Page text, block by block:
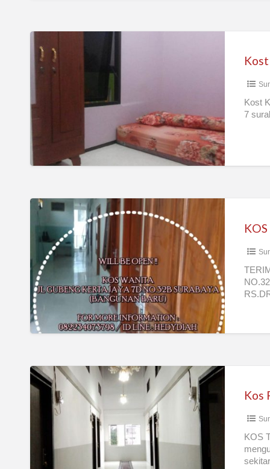
Putri
Krukah/Ngagel/Bratang
Kost
7
KOS
PUTRI
GUBENG
KERTAJAYA
Kos
Putri
Model
dekat
KOS